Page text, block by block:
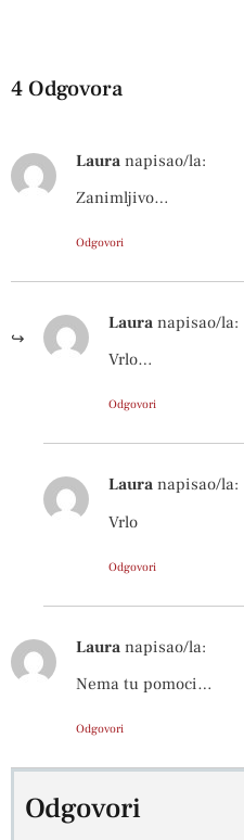
4 Odgovora
Laura napisao/la:
Zanimljivo…
Odgovori
Laura napisao/la:
Vrlo…
Odgovori
Laura napisao/la:
Vrlo
Odgovori
Laura napisao/la:
Nema tu pomoci…
Odgovori
Odgovori